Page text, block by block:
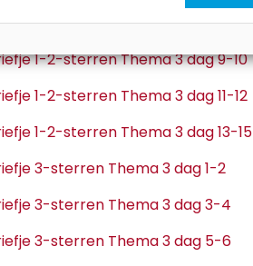
1-2-sterren Thema 3 dag 7-8
1-2-sterren Thema 3 dag 9-10
1-2-sterren Thema 3 dag 11-12
1-2-sterren Thema 3 dag 13-15
3-sterren Thema 3 dag 1-2
3-sterren Thema 3 dag 3-4
3-sterren Thema 3 dag 5-6